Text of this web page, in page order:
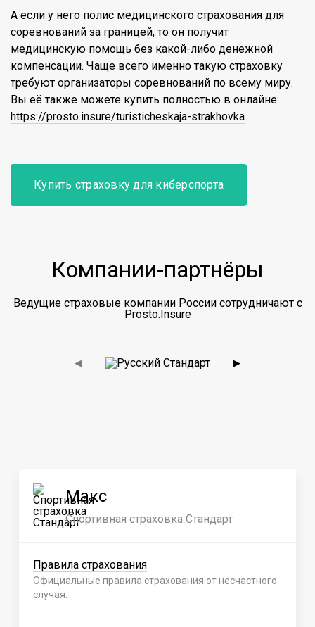
А если у него полис медицинского страхования для
соревнований за границей, то он получит
медицинскую помощь без какой-либо денежной
компенсации. Чаще всего именно такую страховку
требуют организаторы соревнований по всему миру.
Вы её также можете купить полностью в онлайне:
https://prosto.insure/turisticheskaja-strakhovka
Купить страховку для киберспорта
Компании-партнёры
Ведущие страховые компании России сотрудничают с
Prosto.Insure
◀ ▶
Макс
Спортивная страховка Стандарт
Правила страхования
Официальные правила страхования от несчастного
случая.